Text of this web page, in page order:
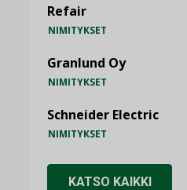
Refair
NIMITYKSET
Granlund Oy
NIMITYKSET
Schneider Electric
NIMITYKSET
KATSO KAIKKI